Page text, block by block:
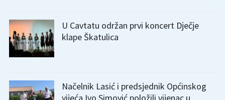
U Cavtatu održan prvi koncert Dječje
klape Škatulica
Načelnik Lasić i predsjednik Općinskog